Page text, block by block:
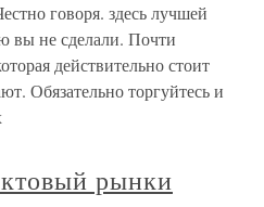
говоря. здесь лучшей
вы не сделали. Почти
действительно стоит
Обязательно торгуйтесь и
рынки